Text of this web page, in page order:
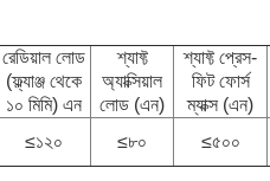
রেডিয়াল লোড
(ফ্ল্যাঞ্জ থেকে
১০ মিমি) এন
শ্যাফ্ট
অ্যাক্সিয়াল
লোড (এন)
শ্যাফ্ট প্রেস-
ফিট ফোর্স
ম্যাক্স (এন)
≤১২০ ≤৮০ ≤৫০০